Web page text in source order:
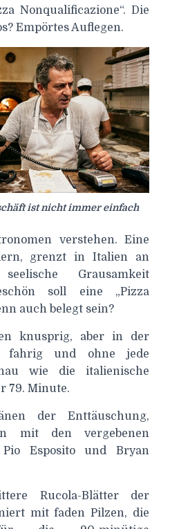
Nonqualificazione“. Die
Empörtes Auflegen.
ist nicht immer einfach
verstehen. Eine
grenzt in Italien an
Grausamkeit
soll eine „Pizza
auch belegt sein?
knusprig, aber in der
fahrig und ohne jede
wie die italienische
79. Minute.
der Enttäuschung,
mit den vergebenen
Esposito und Bryan
Rucola-Blätter der
mit faden Pilzen, die